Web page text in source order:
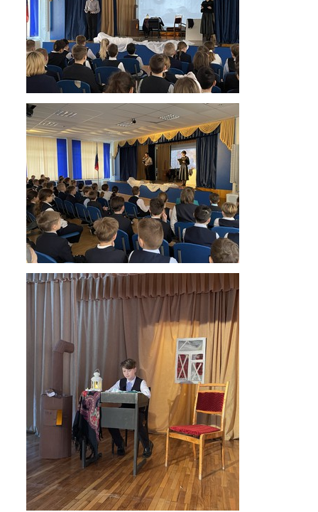
Антимонопольный комплаенс
Уставные документы
Локальные акты
Предписания органов надзора
Страница директора
Предписания органов надзора
Охрана труда
Обращение директора
Гостевая книга
Результаты самообследования
Финансово-хозяйственная деятельность
Реализация антикоррупционной
политики
Знак «За вклад в развитие лицея»
Учебный процесс
Начальная школа
Основная и старшая школа
Оценочные процедуры
Итоговая аттестация